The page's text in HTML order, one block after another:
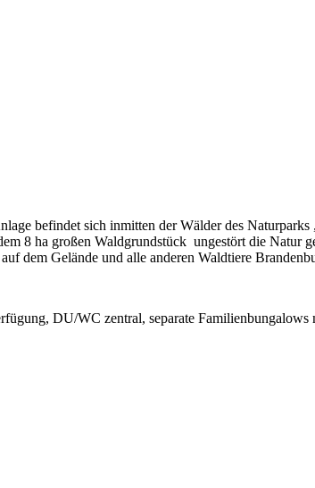
befindet sich inmitten der Wälder des
8 ha großen Waldgrundstück ungestört die Natur
dem Gelände und alle anderen Waldtiere
DU/WC zentral, separate